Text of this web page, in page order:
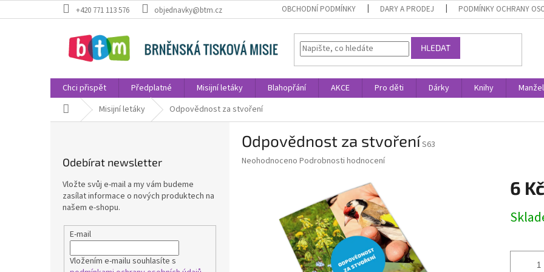
na
+420 771 113 576 objednavky@btm.cz OBCHODNÍ PODMÍNKY DARY A PRODEJ PODMÍNKY OCHRANY
HLEDAT
Chci přispět Předplatné Misijní letáky Blahopřání AKCE Pro děti Dárky Knihy
Domů Misijní letáky Odpovědnost za stvoření
Odebírat newsletter
Vložte svůj e-mail a my vám budeme
zasílat informace o nových produktech na
našem e-shopu.
E-mail
Vložením e-mailu souhlasíte s
Odpovědnost za stvořeníS63
Průměrné
Neohodnoceno Podrobnosti hodnocení
6 Kč
cena: